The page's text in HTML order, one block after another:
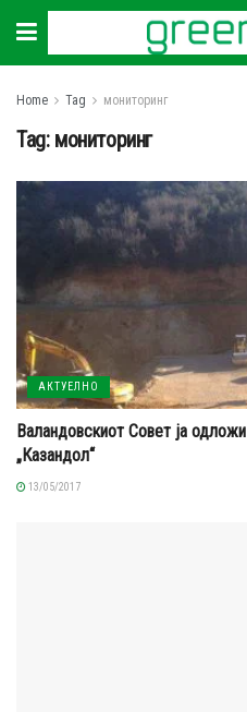
Home Tag мониторинг
Tag: мониторинг
АКТУЕЛНО
Валандовскиот Совет ја
„Казандол“
13/05/2017